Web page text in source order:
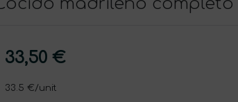
madrileño completo
33,50 €
33.5 €/unit